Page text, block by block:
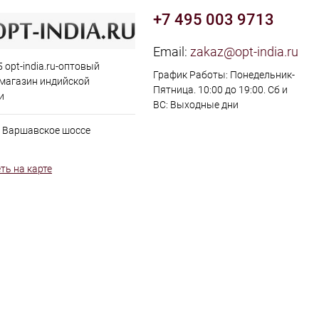
opt-india.ru-оптовый
индийской
Варшавское шоссе
на карте
+7 495 003 9713
Email: zakaz@opt-india.ru
График Работы: Понедельник-
Пятница. 10:00 до 19:00. Сб и
ВС: Выходные дни